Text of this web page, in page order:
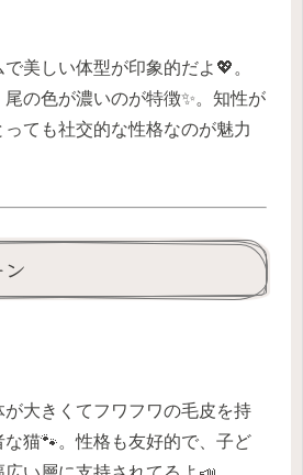
美しい体型が印象的だよ💖。
の色が濃いのが特徴✨。知性が
ても社交的な性格なのが魅力
が大きくてフワフワの毛皮を持
猫🐾。性格も友好的で、子ど